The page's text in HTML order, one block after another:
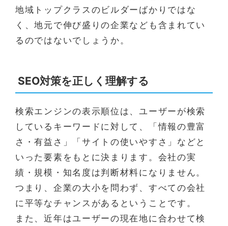
地域トップクラスのビルダーばかりではな
く、地元で伸び盛りの企業なども含まれてい
るのではないでしょうか。
SEO対策を正しく理解する
検索エンジンの表示順位は、ユーザーが検索
しているキーワードに対して、「情報の豊富
さ・有益さ」「サイトの使いやすさ」などと
いった要素をもとに決まります。会社の実
績・規模・知名度は判断材料になりません。
つまり、企業の大小を問わず、すべての会社
に平等なチャンスがあるということです。
また、近年はユーザーの現在地に合わせて検